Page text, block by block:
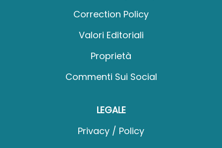
Correction Policy
Valori Editoriali
Proprietà
Commenti Sui Social
LEGALE
Privacy / Policy